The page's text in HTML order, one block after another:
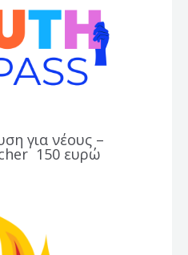
για νέους –
150 ευρώ